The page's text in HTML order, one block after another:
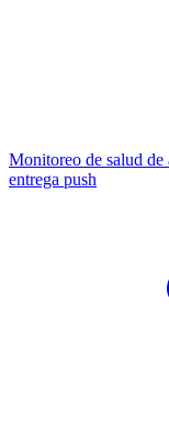
Monitoreo de salud de
entrega push